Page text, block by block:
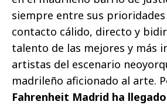
siempre entre sus
contacto cálido, directo y
talento de las mejores y más
artistas del escenario
madrileño aficionado al arte.
Fahrenheit Madrid ha